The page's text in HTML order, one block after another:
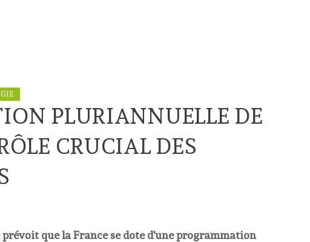
PLURIANNUELLE DE
CRUCIAL DES
que la France se dote d'une programmation